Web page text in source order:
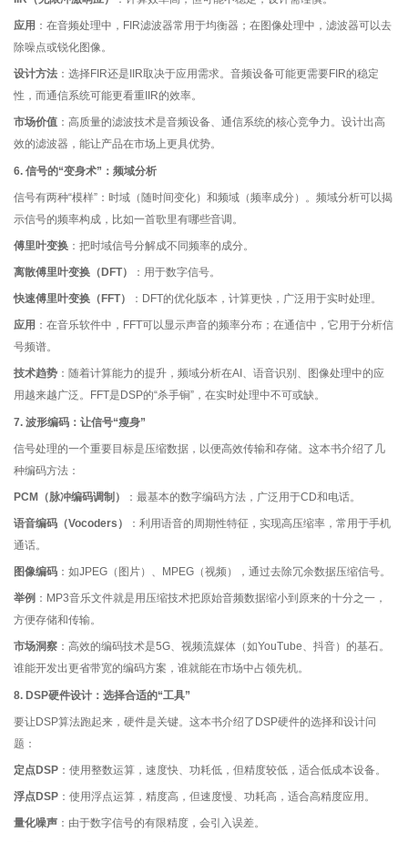
应用 ：在音频处理中，FIR滤波器常用于均衡器；在图像处理中，滤波器可以去
除噪点或锐化图像。
设计方法 ：选择FIR还是IIR取决于应用需求。音频设备可能更需要FIR的稳定
性，而通信系统可能更看重IIR的效率。
市场价值 ：高质量的滤波技术是音频设备、通信系统的核心竞争力。设计出高
效的滤波器，能让产品在市场上更具优势。
6. 信号的“变身术”：频域分析
信号有两种“模样”：时域（随时间变化）和频域（频率成分）。频域分析可以揭
示信号的频率构成，比如一首歌里有哪些音调。
傅里叶变换 ：把时域信号分解成不同频率的成分。
离散傅里叶变换（DFT） ：用于数字信号。
快速傅里叶变换（FFT） ：DFT的优化版本，计算更快，广泛用于实时处理。
应用 ：在音乐软件中，FFT可以显示声音的频率分布；在通信中，它用于分析信
号频谱。
技术趋势 ：随着计算能力的提升，频域分析在AI、语音识别、图像处理中的应
用越来越广泛。FFT是DSP的“杀手锏”，在实时处理中不可或缺。
7. 波形编码：让信号“瘦身”
信号处理的一个重要目标是压缩数据，以便高效传输和存储。这本书介绍了几
种编码方法：
PCM（脉冲编码调制） ：最基本的数字编码方法，广泛用于CD和电话。
语音编码（Vocoders）
：利用语音的周期性特征，实现高压缩率，常用于手机
通话。
图像编码 ：如JPEG（图片）、MPEG（视频），通过去除冗余数据压缩信号。
举例 ：MP3音乐文件就是用压缩技术把原始音频数据缩小到原来的十分之一，
方便存储和传输。
市场洞察 ：高效的编码技术是5G、视频流媒体（如YouTube、抖音）的基石。
谁能开发出更省带宽的编码方案，谁就能在市场中占领先机。
8. DSP硬件设计：选择合适的“工具”
要让DSP算法跑起来，硬件是关键。这本书介绍了DSP硬件的选择和设计问
题：
定点DSP ：使用整数运算，速度快、功耗低，但精度较低，适合低成本设备。
浮点DSP ：使用浮点运算，精度高，但速度慢、功耗高，适合高精度应用。
量化噪声 ：由于数字信号的有限精度，会引入误差。